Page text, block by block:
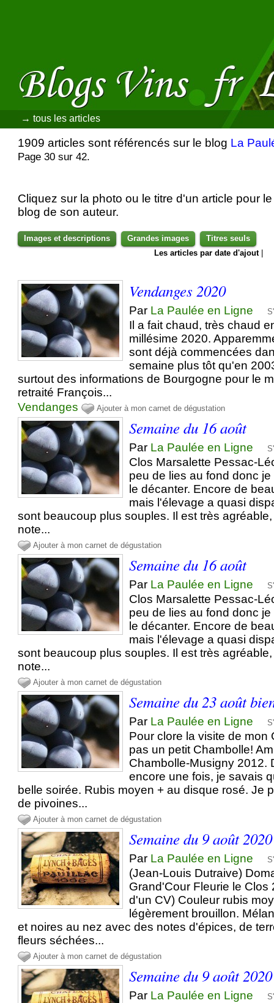
→ tous les articles
1909 articles sont référencés sur le blog La
Page 30 sur 42.
Cliquez sur la photo ou le titre d'un article pour
blog de son auteur.
Images et descriptions Grandes images
Titres seuls
Les articles par date d'ajout|
Vendanges 2020
Par La Paulée en Ligne
Il a fait chaud, très chaud
millésime 2020.
sont déjà commencées
semaine plus tôt qu'en
surtout des informations de Bourgogne pour le
retraité François...
Vendanges
Ajouter à mon carnet de dégustation
Semaine du 16 août
Par La Paulée en Ligne
Clos Marsalette Pessac-
peu de lies au fond donc
le décanter. Encore de
mais l'élevage a quasi
sont beaucoup plus souples. Il est très
note...
Ajouter à mon carnet de dégustation
Semaine du 16 août
Par La Paulée en Ligne
Clos Marsalette Pessac-
peu de lies au fond donc
le décanter. Encore de
mais l'élevage a quasi
sont beaucoup plus souples. Il est très
note...
Ajouter à mon carnet de dégustation
Semaine du 23 août
Par La Paulée en Ligne
Pour clore la visite de mon
pas un petit Chambolle!
Chambolle-Musigny 2012.
encore une fois, je savais
belle soirée. Rubis moyen + au disque rosé. Je
de pivoines...
Ajouter à mon carnet de dégustation
Semaine du 9 août 2020
Par La Paulée en Ligne
(Jean-Louis Dutraive)
Grand'Cour Fleurie le Clos
d'un CV) Couleur rubis
légèrement brouillon.
et noires au nez avec des notes d'épices, de
fleurs séchées...
Ajouter à mon carnet de dégustation
Semaine du 9 août 2020
Par La Paulée en Ligne